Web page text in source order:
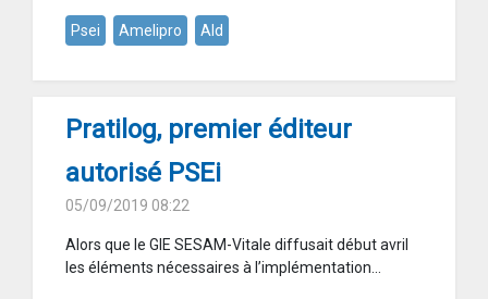
Psei Amelipro Ald
Pratilog, premier éditeur
autorisé PSEi
05/09/2019 08:22
Alors que le GIE SESAM-Vitale diffusait début avril
les éléments nécessaires à l’implémentation...